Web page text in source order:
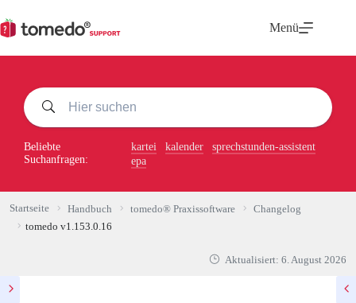
Inhalt
springen
Menü
Beliebte
Suchanfragen:
kartei kalender
sprechstunden-assistent
epa
Startseite Handbuch tomedo® Praxissoftware
Changelog
tomedo v1.153.0.16
Aktualisiert: 6. August 2026